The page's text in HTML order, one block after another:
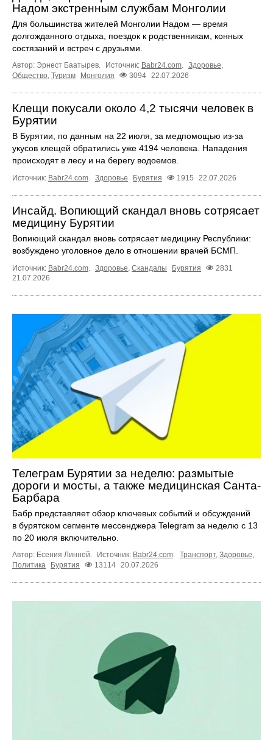
Надом экстренным службам Монголии
Для большинства жителей Монголии Надом — время
долгожданного отдыха, поездок к родственникам, конных
состязаний и встреч с друзьями.
Автор: Эрнест Баатырев. Источник: Babr24.com. Здоровье,
Общество, Туризм Монголия 3094 22.07.2026
Клещи покусали около 4,2 тысячи человек в
Бурятии
В Бурятии, по данным на 22 июля, за медпомощью из-за
укусов клещей обратились уже 4194 человека. Нападения
происходят в лесу и на берегу водоемов.
Источник: Babr24.com. Здоровье Бурятия 1915 22.07.2026
Инсайд. Вопиющий скандал вновь сотрясает
медицину Бурятии
Вопиющий скандал вновь сотрясает медицину Республики:
возбуждено уголовное дело в отношении врачей БСМП.
Источник: Babr24.com. Здоровье, Скандалы Бурятия
2831
21.07.2026
Телеграм Бурятии за неделю: размытые
дороги и мосты, а также медицинская Санта-
Барбара
Бабр представляет обзор ключевых событий и обсуждений
в бурятском сегменте мессенджера Telegram за неделю с 13
по 20 июля включительно.
Автор: Есения Линней. Источник: Babr24.com. Транспорт, Здоровье,
Политика
Бурятия 13114 20.07.2026